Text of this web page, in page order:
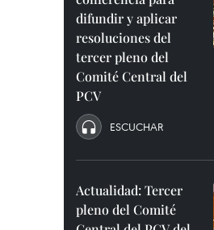
difundir y aplicar
resoluciones del
tercer pleno del
Comité Central del
PCV
ESCUCHAR
Actualidad: Tercer
pleno del Comité